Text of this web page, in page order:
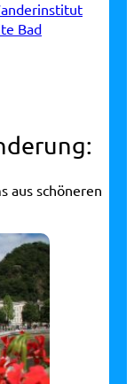
Bad
aus schöneren